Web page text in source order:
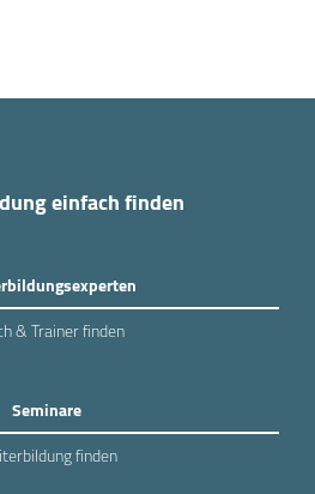
einfach finden
& Trainer finden
Seminare
finden